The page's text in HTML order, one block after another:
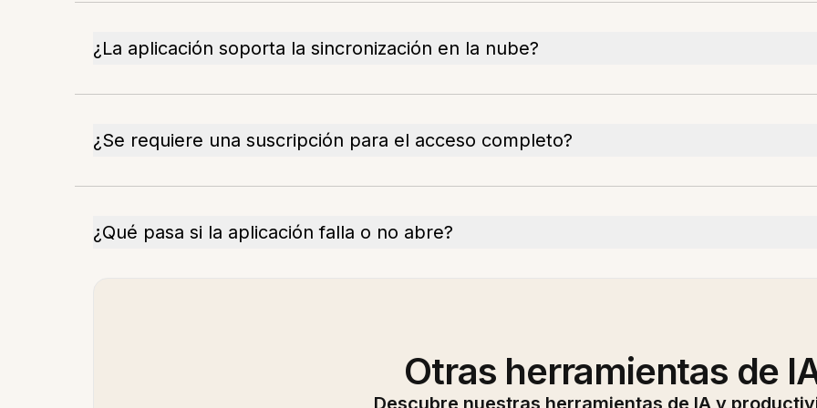
¿La aplicación soporta la sincronización en la nube?
¿Se requiere una suscripción para el acceso completo?
¿Qué pasa si la aplicación falla o no abre?
Otras herramientas de
Descubre nuestras herramientas de IA y